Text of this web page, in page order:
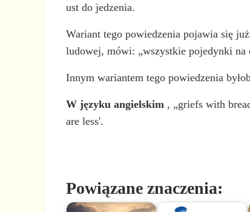
ust do jedzenia.
Wariant tego powiedzenia pojawia się
ludowej, mówi: „wszystkie pojedynki na
Innym wariantem tego powiedzenia
W języku angielskim , „griefs with
are less'.
Powiązane znaczenia: